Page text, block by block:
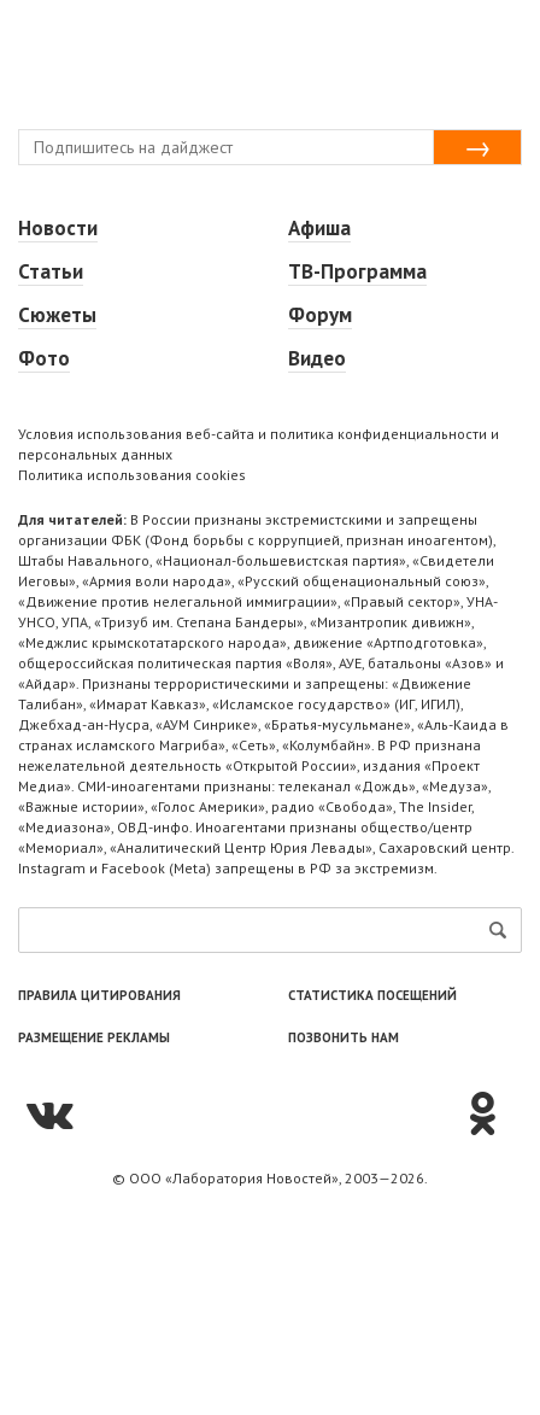
Новости
Статьи
Сюжеты
Фото
Афиша
ТВ-Программа
Форум
Видео
Условия использования веб-сайта и политика конфиденциальности и
персональных данных
Политика использования cookies
Для читателей: В России признаны экстремистскими и запрещены
организации ФБК (Фонд борьбы с коррупцией, признан иноагентом),
Штабы Навального, «Национал-большевистская партия», «Свидетели
Иеговы», «Армия воли народа», «Русский общенациональный союз»,
«Движение против нелегальной иммиграции», «Правый сектор», УНА-
УНСО, УПА, «Тризуб им. Степана Бандеры», «Мизантропик дивижн»,
«Меджлис крымскотатарского народа», движение «Артподготовка»,
общероссийская политическая партия «Воля», АУЕ, батальоны «Азов» и
«Айдар». Признаны террористическими и запрещены: «Движение
Талибан», «Имарат Кавказ», «Исламское государство» (ИГ, ИГИЛ),
Джебхад-ан-Нусра, «АУМ Синрике», «Братья-мусульмане», «Аль-Каида в
странах исламского Магриба», «Сеть», «Колумбайн». В РФ признана
нежелательной деятельность «Открытой России», издания «Проект
Медиа». СМИ-иноагентами признаны: телеканал «Дождь», «Медуза»,
«Важные истории», «Голос Америки», радио «Свобода», The Insider,
«Медиазона», ОВД-инфо. Иноагентами признаны общество/центр
«Мемориал», «Аналитический Центр Юрия Левады», Сахаровский центр.
Instagram и Facebook (Metа) запрещены в РФ за экстремизм.
ПРАВИЛА ЦИТИРОВАНИЯ СТАТИСТИКА ПОСЕЩЕНИЙ
РАЗМЕЩЕНИЕ РЕКЛАМЫ ПОЗВОНИТЬ НАМ
© ООО «Лаборатория Новоcтей», 2003—2026.